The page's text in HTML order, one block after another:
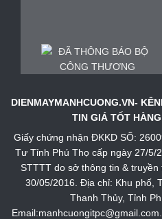
DIENMAYMANHCUONG.VN-
TIN GIÁ TỐT
Giấy chứng nhận ĐKKD SỐ:
Tư Tỉnh Phú Thọ cấp ngày 27/5/
STTTT do sở thông tin &
30/05/2016. Địa chỉ: Khu phố,
Thanh Thủy, Tỉnh